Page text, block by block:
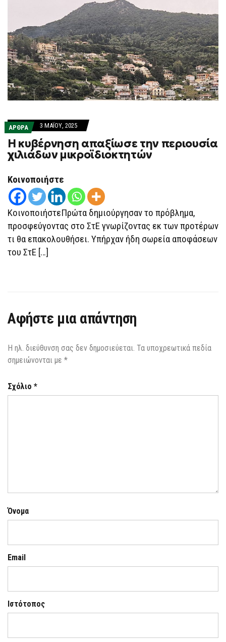
ΑΡΘΡΑ 3 ΜΑΪ́ΟΥ, 2025
Η κυβέρνηση απαξίωσε την περιουσία
χιλιάδων μικροϊδιοκτητών
Κοινοποιήστε
ΚοινοποιήστεΠρώτα δημιούργησαν το πρόβλημα,
προσφεύγοντας στο ΣτΕ γνωρίζοντας εκ των προτέρων
τι θα επακολουθήσει. Υπήρχαν ήδη σωρεία αποφάσεων
του ΣτΕ […]
Αφήστε μια απάντηση
Η ηλ. διεύθυνση σας δεν δημοσιεύεται. Τα υποχρεωτικά πεδία
σημειώνονται με *
Σχόλιο *
Όνομα
Email
Ιστότοπος